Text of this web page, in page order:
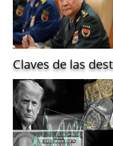
Claves de las